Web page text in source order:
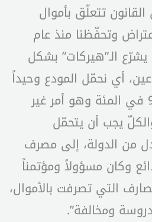
تتعلّق بأموال
وتحفّظنا منذ عام
الـ”هيركات” بشكل
أي نحمّل المودع وحيداً
خسائر بنسبة 80 و 90 في المئة وهو أمر غير
يجب أن يتحمّل
من الدولة، إلى مصرف
وكان مسؤولاً ومؤتمناً
التي تصرفت بالأموال،
ومخالفة”.